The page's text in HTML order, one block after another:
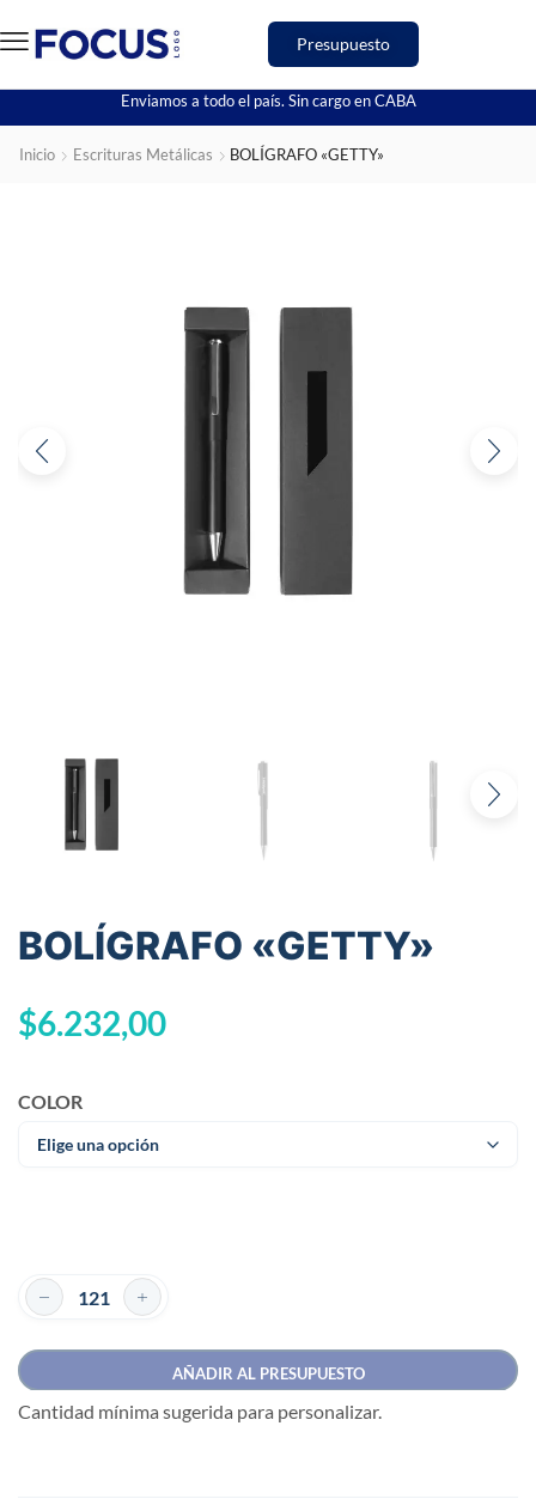
Presupuesto
Enviamos a todo el país. Sin cargo en CABA
Inicio Escrituras Metálicas BOLÍGRAFO «GETTY»
BOLÍGRAFO «GETTY»
$6.232,00
COLOR
AÑADIR AL PRESUPUESTO
Cantidad mínima sugerida para personalizar.